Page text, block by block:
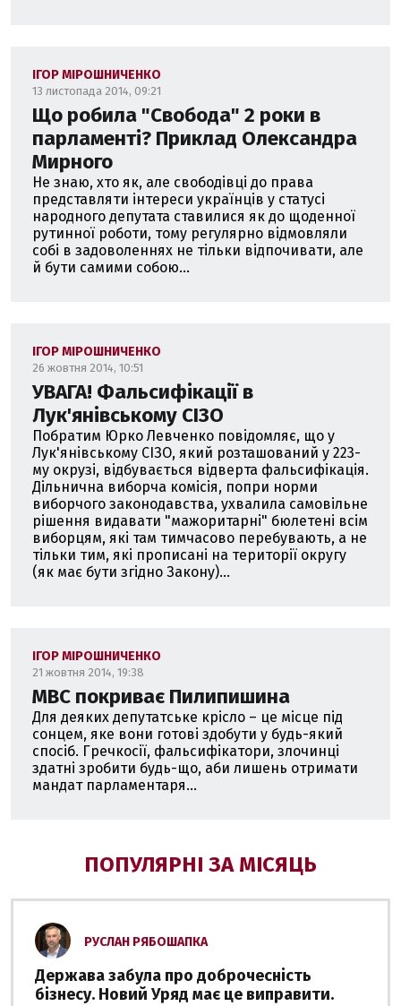
ІГОР МІРОШНИЧЕНКО
13 листопада 2014, 09:21
Що робила "Свобода" 2 роки в
парламенті? Приклад Олександра
Мирного
Не знаю, хто як, але свободівці до права
представляти інтереси українців у статусі
народного депутата ставилися як до щоденної
рутинної роботи, тому регулярно відмовляли
собі в задоволеннях не тільки відпочивати, але
й бути самими собою...
ІГОР МІРОШНИЧЕНКО
26 жовтня 2014, 10:51
УВАГА! Фальсифікації в
Лук'янівському СІЗО
Побратим Юрко Левченко повідомляє, що у
Лук'янівському СІЗО, який розташований у 223-
му окрузі, відбувається відверта фальсифікація.
Дільнична виборча комісія, попри норми
виборчого законодавства, ухвалила самовільне
рішення видавати "мажоритарні" бюлетені всім
виборцям, які там тимчасово перебувають, а не
тільки тим, які прописані на території округу
(як має бути згідно Закону)...
ІГОР МІРОШНИЧЕНКО
21 жовтня 2014, 19:38
МВС покриває Пилипишина
Для деяких депутатське крісло – це місце під
сонцем, яке вони готові здобути у будь-який
спосіб. Гречкосії, фальсифікатори, злочинці
здатні зробити будь-що, аби лишень отримати
мандат парламентаря...
ПОПУЛЯРНІ ЗА МІСЯЦЬ
РУСЛАН РЯБОШАПКА
Держава забула про доброчесність
бізнесу. Новий Уряд має це виправити.